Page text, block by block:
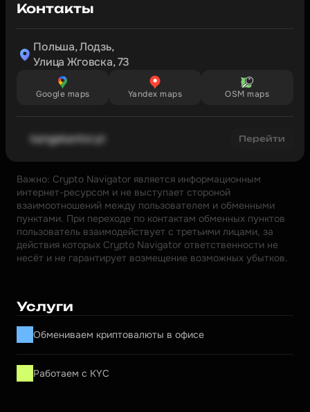
Контакты
Польша, Лодзь,
Улица Жговска, 73
Google maps Yandex maps OSM maps
kangakantor.pl Перейти
Важно: Crypto Navigator является информационным
интернет-ресурсом и не выступает стороной
взаимоотношений между пользователем и обменными
пунктами. При переходе по контактам обменных пунктов
пользователь взаимодействует с третьими лицами, за
действия которых Crypto Navigator ответственности не
несёт и не гарантирует возмещение возможных убытков.
Услуги
Обмениваем криптовалюты в офисе
Работаем с KYC